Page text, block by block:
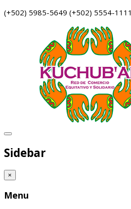
(+502) 5985-5649 (+502) 5554-1111
Sidebar
×
Menu